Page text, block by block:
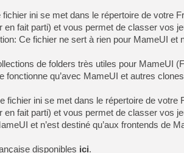
fichier ini se met dans le répertoire de votre
en fait parti) et vous permet de classer vos
Ce fichier ne sert à rien pour MameUI et
de folders très utiles pour MameUI
fonctionne qu’avec MameUI et autres
fichier ini se met dans le répertoire de votre
en fait parti) et vous permet de classer vos
et n’est destiné qu’aux frontends de
disponibles ici.